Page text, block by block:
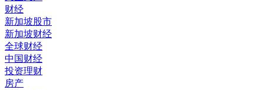
财经
新加坡股市
新加坡财经
全球财经
中国财经
投资理财
房产